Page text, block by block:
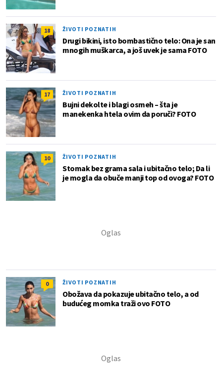
18 ŽIVOTI POZNATIH
Drugi bikini, isto bombastično telo: Ona je san
mnogih muškarca, a još uvek je sama FOTO
17 ŽIVOTI POZNATIH
Bujni dekolte i blagi osmeh – šta je
manekenka htela ovim da poruči? FOTO
10 ŽIVOTI POZNATIH
Stomak bez grama sala i ubitačno telo; Da li
je mogla da obuče manji top od ovoga? FOTO
0 ŽIVOTI POZNATIH
Obožava da pokazuje ubitačno telo, a od
budućeg momka traži ovo FOTO